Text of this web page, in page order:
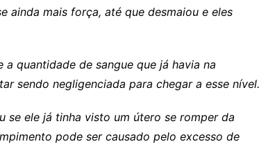
ainda mais força, até que desmaiou e eles
quantidade de sangue que já havia na
sendo negligenciada para chegar a esse nível.
se ele já tinha visto um útero se romper da
pode ser causado pelo excesso de